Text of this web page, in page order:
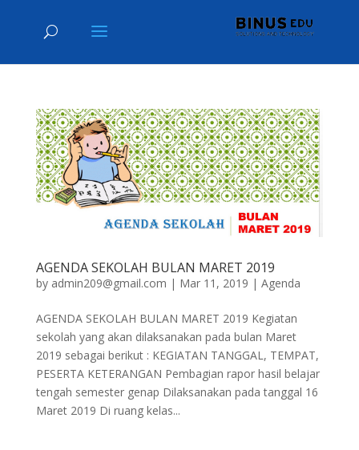
AGENDA SEKOLAH BULAN MARET 2019
by admin209@gmail.com | Mar 11, 2019 | Agenda
AGENDA SEKOLAH BULAN MARET 2019 Kegiatan
sekolah yang akan dilaksanakan pada bulan Maret
2019 sebagai berikut : KEGIATAN TANGGAL, TEMPAT,
PESERTA KETERANGAN Pembagian rapor hasil belajar
tengah semester genap Dilaksanakan pada tanggal 16
Maret 2019 Di ruang kelas...